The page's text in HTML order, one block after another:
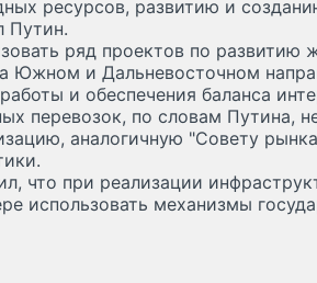
ресурсов, развитию и
Путин.
ряд проектов по развитию
Южном и Дальневосточном
и обеспечения баланса
перевозок, по словам Путина,
аналогичную "Совету
что при реализации
использовать механизмы